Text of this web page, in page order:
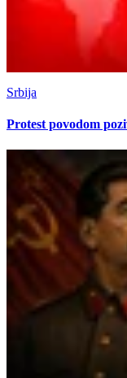
Srbija
Protest povodom